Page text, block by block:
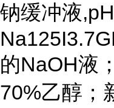
钠缓冲液
的NaOH液
70%乙醇；